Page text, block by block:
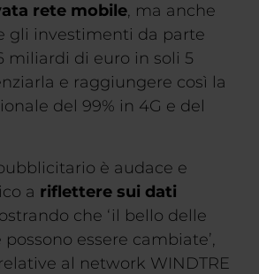
rete mobile, ma anche
gli investimenti da parte
miliardi di euro in soli 5
e raggiungere così la
del 99% in 4G e del
è audace e
a riflettere sui dati
che ‘il bello delle
essere cambiate’,
al network WINDTRE